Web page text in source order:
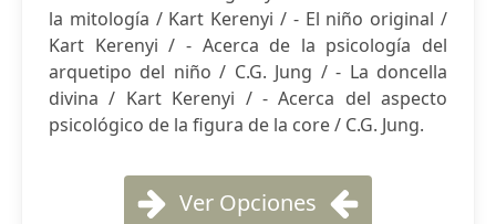
la mitología / Kart Kerenyi / - El niño original /
Kart Kerenyi / - Acerca de la psicología del
arquetipo del niño / C.G. Jung / - La doncella
divina / Kart Kerenyi / - Acerca del aspecto
psicológico de la figura de la core / C.G. Jung.
Ver Opciones